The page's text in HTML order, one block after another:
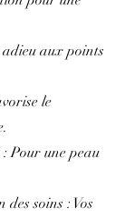
aux points
le
Pour une peau
soins : Vos